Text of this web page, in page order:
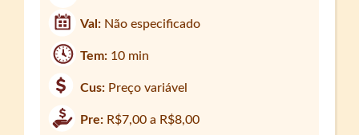
Val: Não especificado
Tem: 10 min
Cus: Preço variável
Pre: R$7,00 a R$8,00